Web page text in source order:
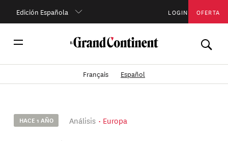
Edición Española LOGIN OFERTA
Français Español
HACE 1 AÑO Análisis Europa